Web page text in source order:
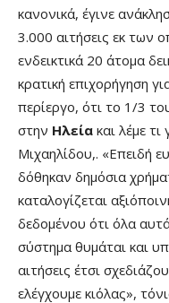
κανονικά, έγινε
3.000 αιτήσεις εκ των
ενδεικτικά 20 άτομα
κρατική επιχορήγηση
περίεργο, ότι το 1/3
στην Ηλεία και λέμε
Μιχαηλίδου,. «Επειδή
δόθηκαν δημόσια
καταλογίζεται
δεδομένου ότι όλα
σύστημα θυμάται και
αιτήσεις έτσι
ελέγχουμε κιόλας»,